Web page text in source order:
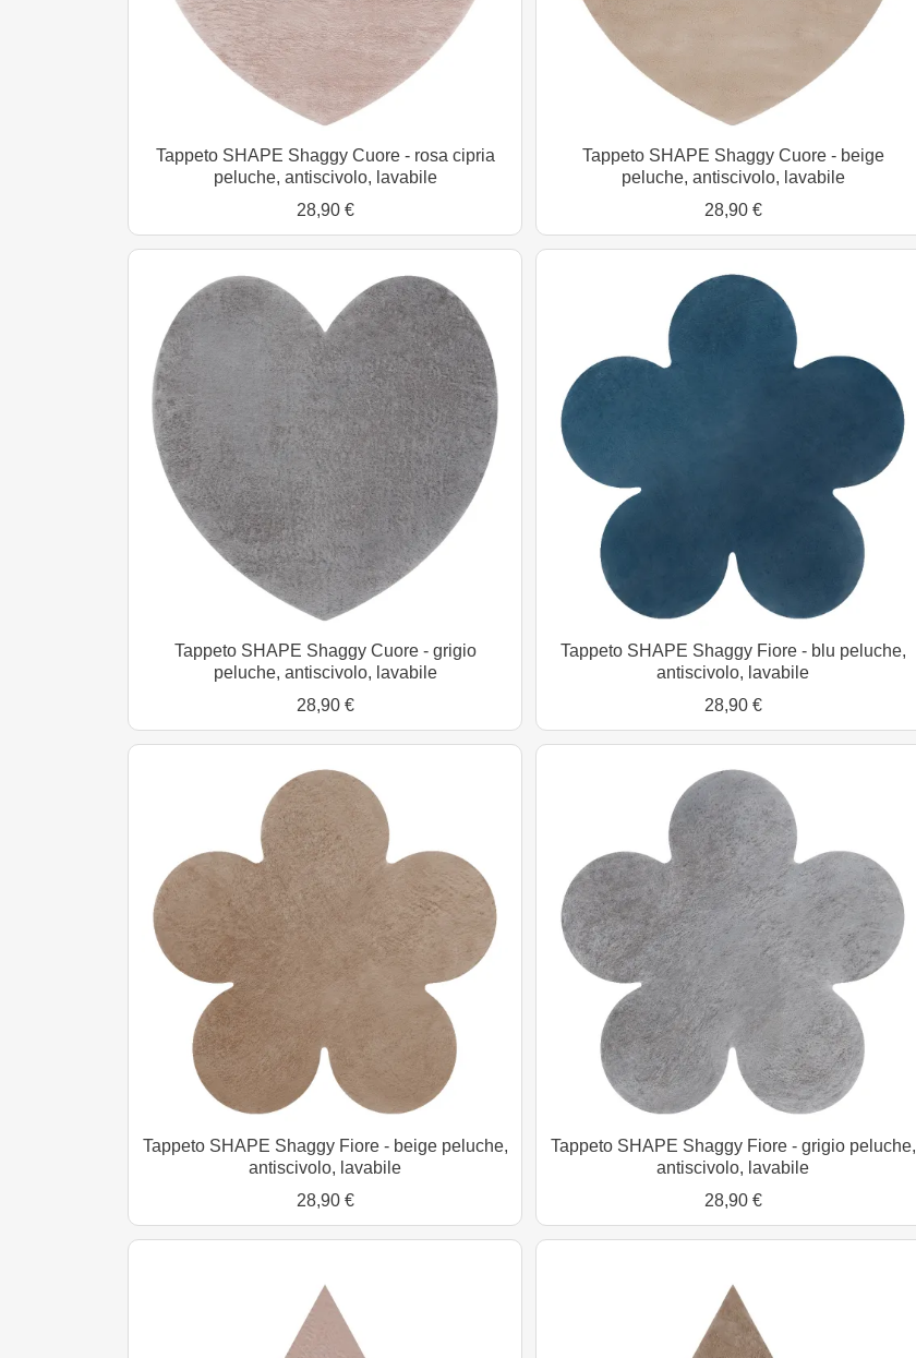
Tappeto SHAPE Shaggy Cuore - rosa cipria
peluche, antiscivolo, lavabile
28,90 €
Tappeto SHAPE Shaggy Cuore - beige
peluche, antiscivolo, lavabile
28,90 €
Tappeto SHAPE Shaggy Cuore - grigio
peluche, antiscivolo, lavabile
28,90 €
Tappeto SHAPE Shaggy Fiore - blu peluche,
antiscivolo, lavabile
28,90 €
Tappeto SHAPE Shaggy Fiore - beige peluche,
antiscivolo, lavabile
28,90 €
Tappeto SHAPE Shaggy Fiore - grigio peluche,
antiscivolo, lavabile
28,90 €